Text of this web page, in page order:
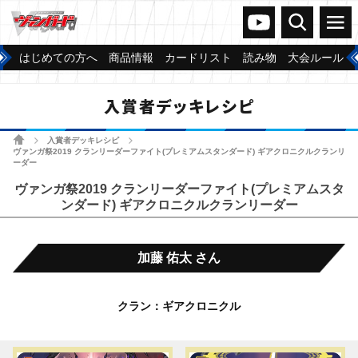
ヴァンガードch
検索 メニュー
はじめての方へ 商品情報 カードリスト 読み物 大会ルール
入賞者デッキレシピ
ホーム 入賞者デッキレシピ
ヴァンガ祭2019 クランリーダーファイト(プレミアムスタンダード) ギアクロニクルクランリ
ーダー
ヴァンガ祭2019 クランリーダーファイト(プレミアムスタ
ンダード) ギアクロニクルクランリーダー
加藤 佑太 さん
クラン：ギアクロニクル